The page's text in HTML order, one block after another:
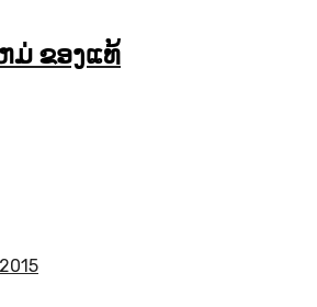
ມ່ ຂອງແທ້